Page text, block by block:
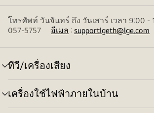
โทรศัพท์ วันจันทร์ ถึง วันเสาร์ เวลา 9:00 -
057-5757 อีเมล : supportlgeth@lge.com
ทีวี/เครื่องเสียง
สลับ
เมนู
เครื่องใช้ไฟฟ้าภายในบ้าน
สลับ
เมนู